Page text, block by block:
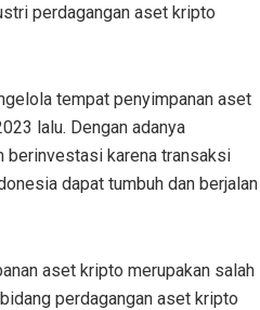
perdagangan aset kripto
tempat penyimpanan aset
lalu. Dengan adanya
berinvestasi karena transaksi
dapat tumbuh dan berjalan
aset kripto merupakan salah
perdagangan aset kripto